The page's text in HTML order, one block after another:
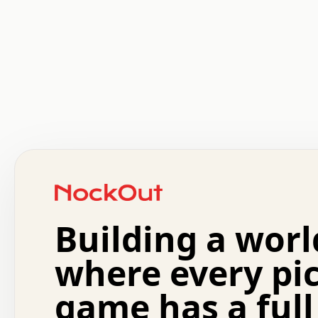
.   +   .   .   o   .   .   .   .   .   .   :   .
.   .   .   o   .   .   .   .   .   .   .   .   x   .
.   .   .   .   +   .   .   .   .   .   .   .   +
.   :   .   .   .   .   .   .   .   .   o   .   .
.   .   .   x   .   .   .   .   .   .   :   .   .   o
.   .   .   .   :   .   .   .   .   o   .   .   .
+   .   .   :   .   .   .   .   .   .   .   .   .
.   .   .   .   .   .   .   :   .   .   .   .   .
Building a
where every
game has a full